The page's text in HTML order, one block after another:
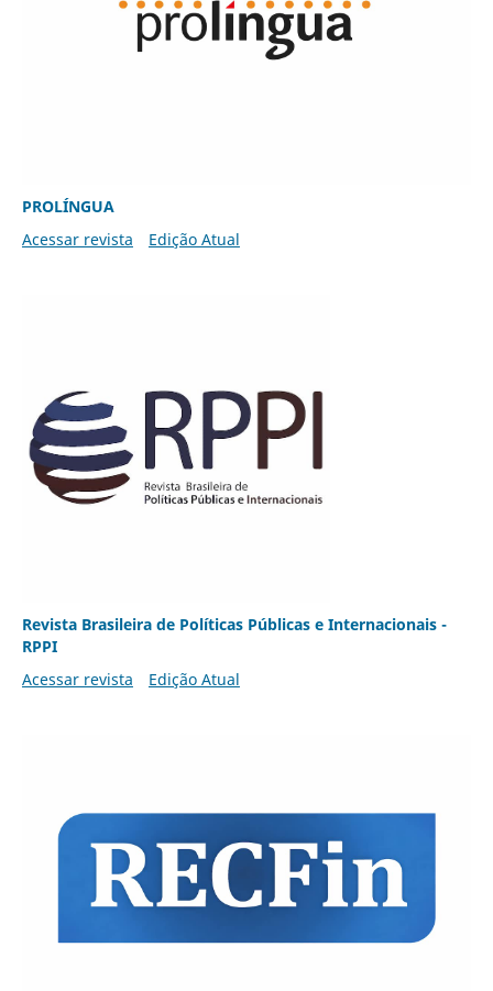
PROLÍNGUA
Acessar revista
Edição Atual
Revista Brasileira de Políticas Públicas e Internacionais -
RPPI
Acessar revista
Edição Atual